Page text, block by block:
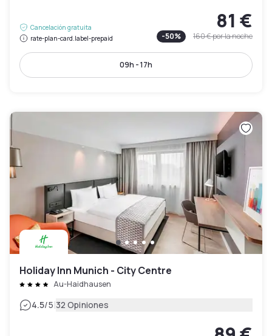
Cancelación gratuita
rate-plan-card.label-prepaid
81 €
-50% 160 €por la noche
09h - 17h
Holiday Inn Munich - City Centre
Au-Haidhausen
4.5/5|32 Opiniones